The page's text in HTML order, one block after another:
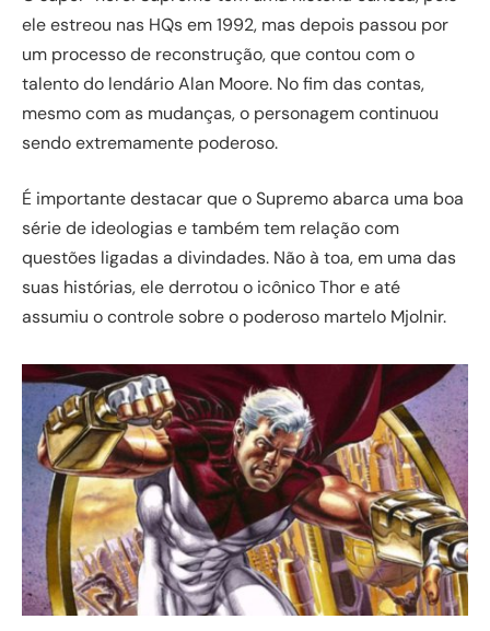
ele estreou nas HQs em 1992, mas depois passou por
um processo de reconstrução, que contou com o
talento do lendário Alan Moore. No fim das contas,
mesmo com as mudanças, o personagem continuou
sendo extremamente poderoso.
É importante destacar que o Supremo abarca uma boa
série de ideologias e também tem relação com
questões ligadas a divindades. Não à toa, em uma das
suas histórias, ele derrotou o icônico Thor e até
assumiu o controle sobre o poderoso martelo Mjolnir.